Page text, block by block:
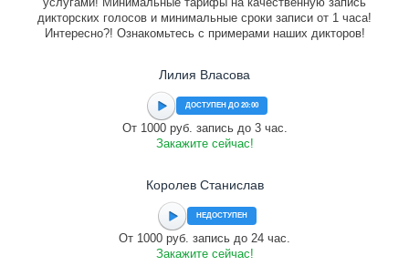
дикторских голосов и минимальные сроки записи от 1 часа!
Интересно?! Ознакомьтесь с примерами наших дикторов!
Лилия Власова
ДОСТУПЕН ДО 20:00
От 1000 руб. запись до 3 час.
Закажите сейчас!
Королев Станислав
НЕДОСТУПЕН
От 1000 руб. запись до 24 час.
Закажите сейчас!